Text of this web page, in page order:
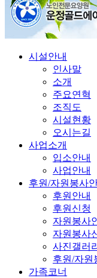
시설안내
인사말
소개
주요연혁
조직도
시설현황
오시는길
사업소개
입소안내
사업안내
후원/자원봉사
후원안내
후원신청
자원봉사
자원봉사
사진갤러리
후원/자원
가족코너